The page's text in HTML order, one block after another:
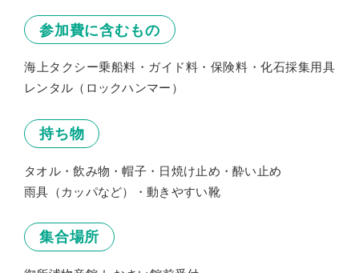
参加費に含むもの
海上タクシー乗船料・ガイド料・保険料・化石採集用具
レンタル（ロックハンマー）
持ち物
タオル・飲み物・帽子・日焼け止め・酔い止め
雨具（カッパなど）・動きやすい靴
集合場所